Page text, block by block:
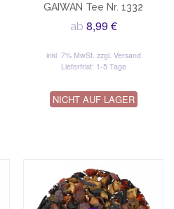
GAIWAN Tee Nr. 1332
ab 8,99 €
inkl. 7% MwSt. zzgl. Versand
Lieferfrist: 1-5 Tage
NICHT AUF LAGER